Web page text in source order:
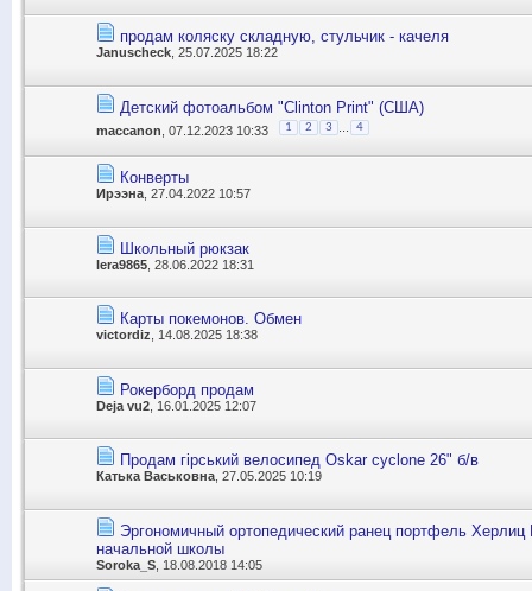
продам коляску складную, стульчик - качеля
Januscheck , 25.07.2025 18:22
Детский фотоальбом "Clinton Print" (США)
maccanon , 07.12.2023 10:33 1 2 3 4
Конверты
Ирээна , 27.04.2022 10:57
Школьный рюкзак
lera9865 , 28.06.2022 18:31
Карты покемонов. Обмен
victordiz , 14.08.2025 18:38
Рокерборд продам
Deja vu2 , 16.01.2025 12:07
Продам гірський велосипед Oskar cyclone 26" б/в
Катька Васьковна , 27.05.2025 10:19
Эргономичный ортопедический ранец портфель
начальной школы
Soroka_S , 18.08.2018 14:05